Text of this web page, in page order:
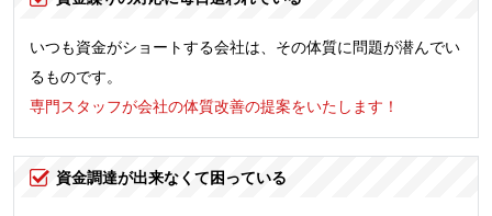
いつも資金がショートする会社は、その体質に問題が潜んでい
るものです。
専門スタッフが会社の体質改善の提案をいたします！
資金調達が出来なくて困っている